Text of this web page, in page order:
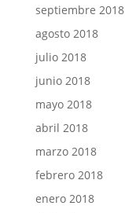
septiembre 2018
agosto 2018
julio 2018
junio 2018
mayo 2018
abril 2018
marzo 2018
febrero 2018
enero 2018